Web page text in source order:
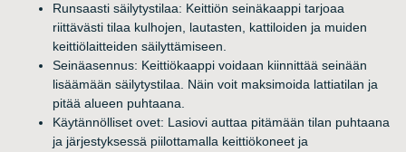
Runsaasti säilytystilaa: Keittiön seinäkaappi tarjoaa
riittävästi tilaa kulhojen, lautasten, kattiloiden ja muiden
keittiölaitteiden säilyttämiseen.
Seinäasennus: Keittiökaappi voidaan kiinnittää seinään
lisäämään säilytystilaa. Näin voit maksimoida lattiatilan ja
pitää alueen puhtaana.
Käytännölliset ovet: Lasiovi auttaa pitämään tilan puhtaana
ja järjestyksessä piilottamalla keittiökoneet ja